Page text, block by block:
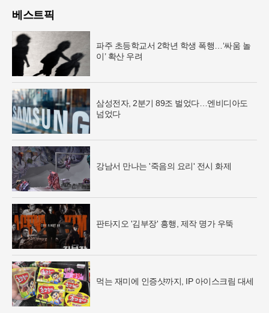
베스트픽
파주 초등학교서 2학년 학생 폭행…‘싸움 놀
이’ 확산 우려
삼성전자, 2분기 89조 벌었다…엔비디아도
넘었다
강남서 만나는 '죽음의 요리' 전시 화제
판타지오 '김부장' 흥행, 제작 명가 우뚝
먹는 재미에 인증샷까지, IP 아이스크림 대세